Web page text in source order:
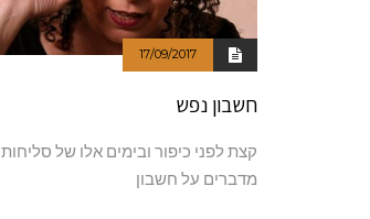
17/09/2017
חשבון נפש
קצת לפני כיפור ובימים אלו של סליחות
מדברים על חשבון